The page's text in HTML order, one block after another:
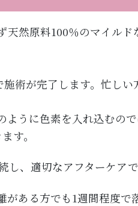
天然原料100％のマイル
術が完了します。忙しい
ように色素を入れ込むの
す。
し、適切なアフターケア
がある方でも1週間程度で